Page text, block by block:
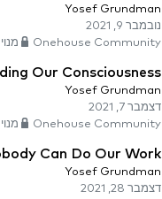
Yosef Grundman
נובמבר 9, 2021
Onehouse Community מנוי
Our Consciousness
Yosef Grundman
דצמבר 7, 2021
Onehouse Community מנוי
Can Do Our Work
Yosef Grundman
דצמבר 28, 2021